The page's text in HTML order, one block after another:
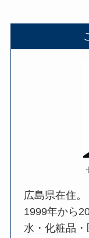
広島県在住。
1999年から
水・化粧品